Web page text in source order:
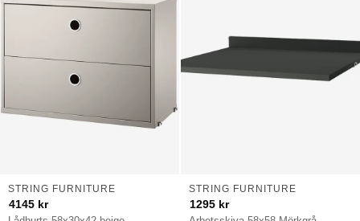
STRING FURNITURE
4145 kr
STRING FURNITURE
1295 kr